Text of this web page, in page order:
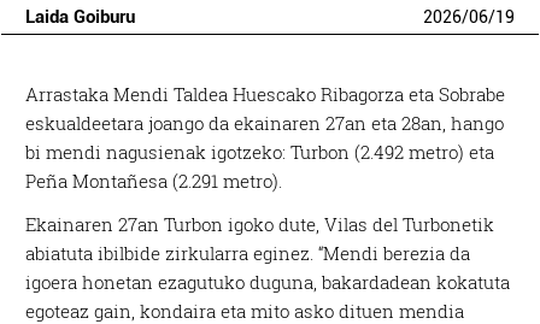
Laida Goiburu 2026/06/19
Arrastaka Mendi Taldea Huescako Ribagorza eta Sobrabe
eskualdeetara joango da ekainaren 27an eta 28an, hango
bi mendi nagusienak igotzeko: Turbon (2.492 metro) eta
Peña Montañesa (2.291 metro).
Ekainaren 27an Turbon igoko dute, Vilas del Turbonetik
abiatuta ibilbide zirkularra eginez. “Mendi berezia da
igoera honetan ezagutuko duguna, bakardadean kokatuta
egoteaz gain, kondaira eta mito asko dituen mendia